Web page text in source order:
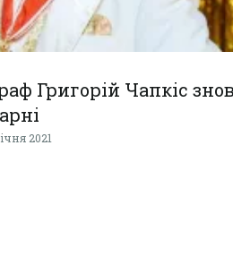
Григорій Чапкіс
2021